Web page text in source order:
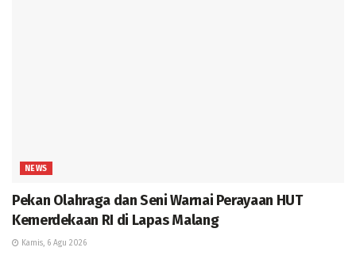
NEWS
Pekan Olahraga dan Seni Warnai Perayaan HUT
Kemerdekaan RI di Lapas Malang
Kamis, 6 Agu 2026